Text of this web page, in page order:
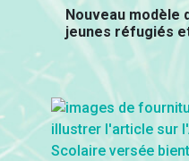
Nouveau modèle
jeunes réfugiés